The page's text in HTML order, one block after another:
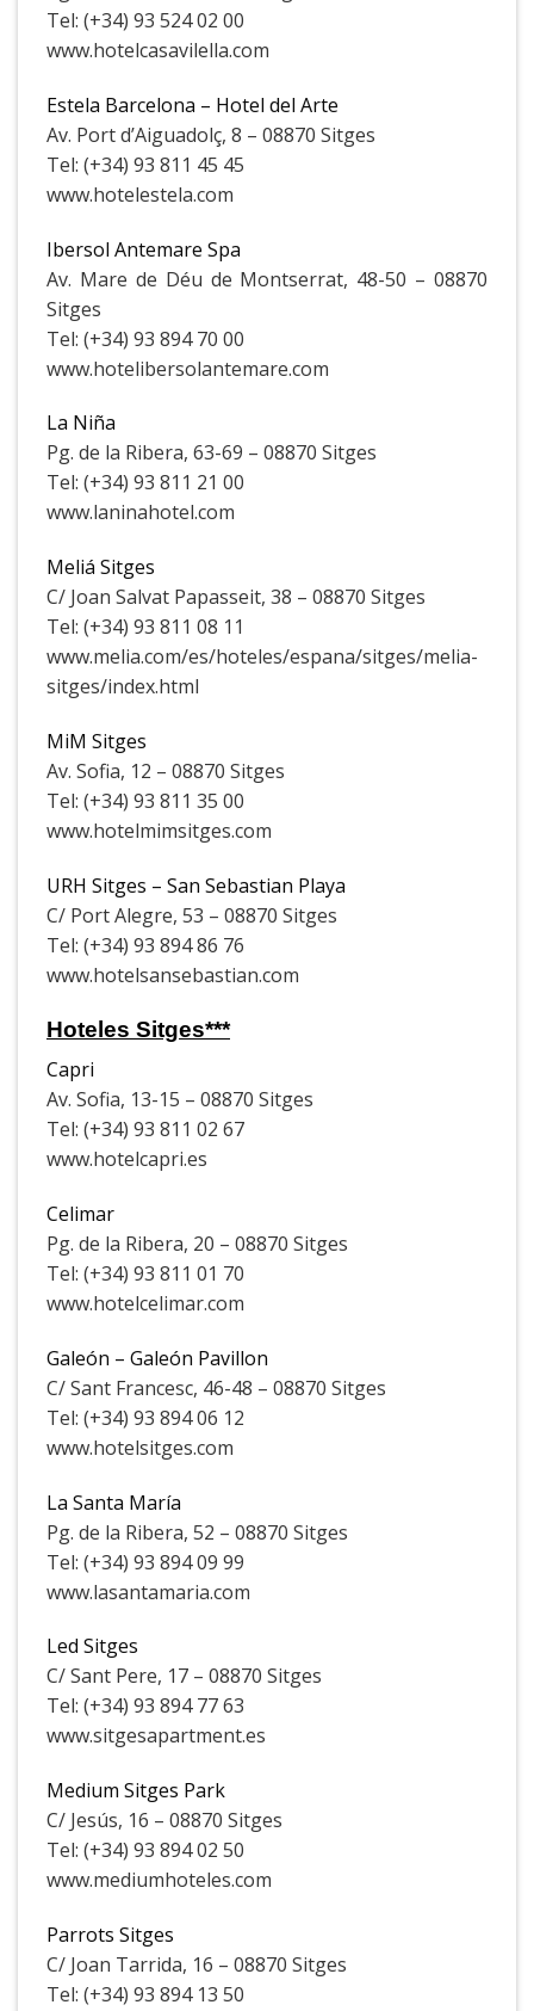
Tel: (+34) 93 524 02 00
www.hotelcasavilella.com
Estela Barcelona – Hotel del Arte
Av. Port d’Aiguadolç, 8 – 08870 Sitges
Tel: (+34) 93 811 45 45
www.hotelestela.com
Ibersol Antemare Spa
Av. Mare de Déu de Montserrat, 48-50 – 08870
Sitges
Tel: (+34) 93 894 70 00
www.hotelibersolantemare.com
La Niña
Pg. de la Ribera, 63-69 – 08870 Sitges
Tel: (+34) 93 811 21 00
www.laninahotel.com
Meliá Sitges
C/ Joan Salvat Papasseit, 38 – 08870 Sitges
Tel: (+34) 93 811 08 11
www.melia.com/es/hoteles/espana/sitges/melia-
sitges/index.html
MiM Sitges
Av. Sofia, 12 – 08870 Sitges
Tel: (+34) 93 811 35 00
www.hotelmimsitges.com
URH Sitges – San Sebastian Playa
C/ Port Alegre, 53 – 08870 Sitges
Tel: (+34) 93 894 86 76
www.hotelsansebastian.com
Hoteles Sitges***
Capri
Av. Sofia, 13-15 – 08870 Sitges
Tel: (+34) 93 811 02 67
www.hotelcapri.es
Celimar
Pg. de la Ribera, 20 – 08870 Sitges
Tel: (+34) 93 811 01 70
www.hotelcelimar.com
Galeón – Galeón Pavillon
C/ Sant Francesc, 46-48 – 08870 Sitges
Tel: (+34) 93 894 06 12
www.hotelsitges.com
La Santa María
Pg. de la Ribera, 52 – 08870 Sitges
Tel: (+34) 93 894 09 99
www.lasantamaria.com
Led Sitges
C/ Sant Pere, 17 – 08870 Sitges
Tel: (+34) 93 894 77 63
www.sitgesapartment.es
Medium Sitges Park
C/ Jesús, 16 – 08870 Sitges
Tel: (+34) 93 894 02 50
www.mediumhoteles.com
Parrots Sitges
C/ Joan Tarrida, 16 – 08870 Sitges
Tel: (+34) 93 894 13 50